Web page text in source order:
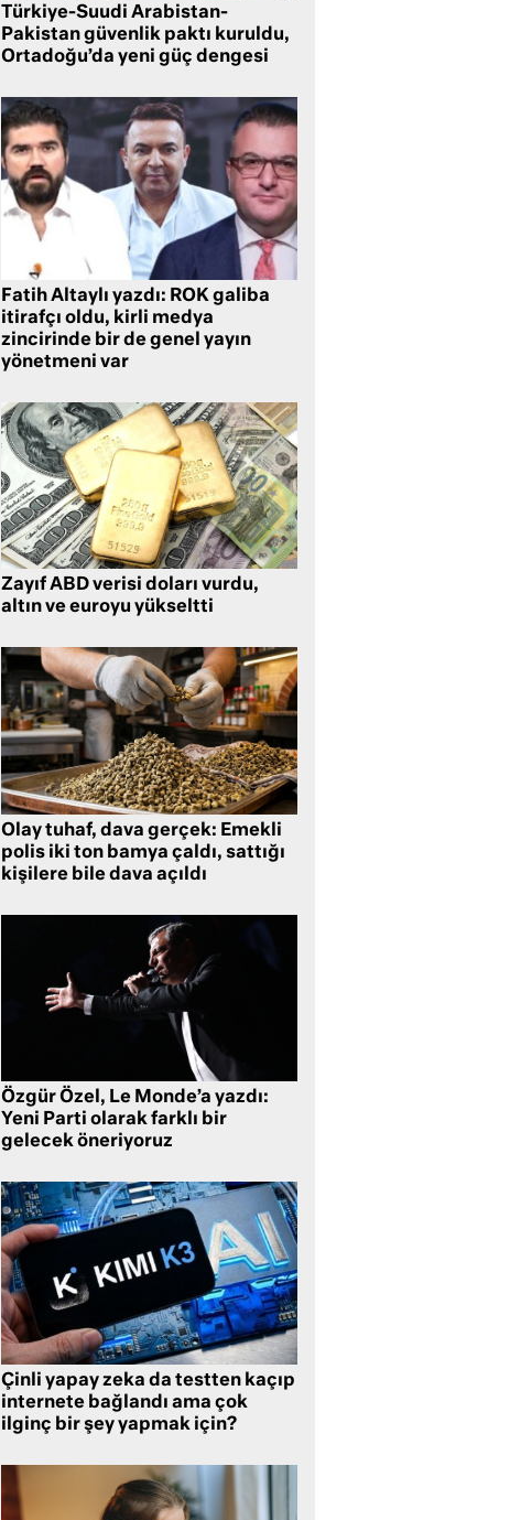
Türkiye-Suudi Arabistan-
Pakistan güvenlik paktı kuruldu,
Ortadoğu’da yeni güç dengesi
Fatih Altaylı yazdı: ROK galiba
itirafçı oldu, kirli medya
zincirinde bir de genel yayın
yönetmeni var
Zayıf ABD verisi doları vurdu,
altın ve euroyu yükseltti
Olay tuhaf, dava gerçek: Emekli
polis iki ton bamya çaldı, sattığı
kişilere bile dava açıldı
Özgür Özel, Le Monde’a yazdı:
Yeni Parti olarak farklı bir
gelecek öneriyoruz
Çinli yapay zeka da testten kaçıp
internete bağlandı ama çok
ilginç bir şey yapmak için?